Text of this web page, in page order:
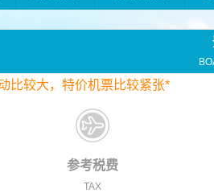
比较大，特价机票比较紧张*
参考税费
TAX